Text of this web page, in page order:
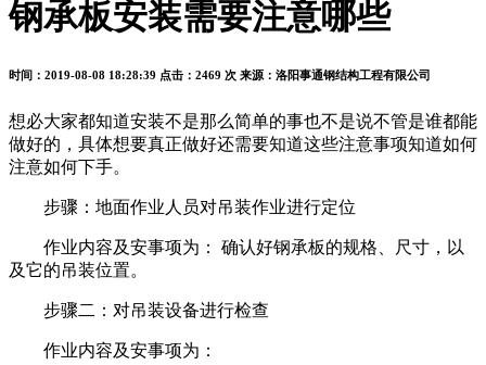
钢承板安装需要注意哪些
时间：2019-08-08 18:28:39 点击：2469 次 来源：洛阳事通钢结构工程有限公司
想必大家都知道安装不是那么简单的事也不是说不管是谁都能
做好的，具体想要真正做好还需要知道这些注意事项知道如何
注意如何下手。
步骤：地面作业人员对吊装作业进行定位
作业内容及安事项为： 确认好钢承板的规格、尺寸，以
及它的吊装位置。
步骤二：对吊装设备进行检查
作业内容及安事项为：